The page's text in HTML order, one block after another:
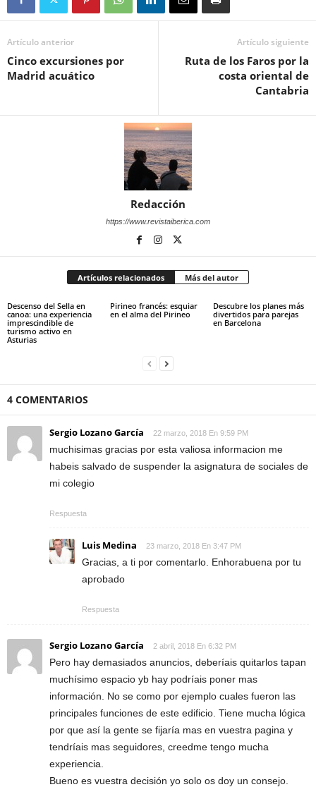
Artículo anterior
Cinco excursiones por
Madrid acuático
Artículo siguiente
Ruta de los Faros por la
costa oriental de
Cantabria
Redacción
https://www.revistaiberica.com
Artículos relacionados Más del autor
Descenso del Sella en
canoa: una experiencia
imprescindible de
turismo activo en
Asturias
Pirineo francés: esquiar
en el alma del Pirineo
Descubre los planes más
divertidos para parejas
en Barcelona
4 COMENTARIOS
Sergio Lozano García 22 marzo, 2018 En 9:59 PM
muchisimas gracias por esta valiosa informacion me
habeis salvado de suspender la asignatura de sociales de
mi colegio
Respuesta
Luis Medina 23 marzo, 2018 En 3:47 PM
Gracias, a ti por comentarlo. Enhorabuena por tu
aprobado
Respuesta
Sergio Lozano García 2 abril, 2018 En 6:32 PM
Pero hay demasiados anuncios, deberíais quitarlos tapan
muchísimo espacio yb hay podríais poner mas
información. No se como por ejemplo cuales fueron las
principales funciones de este edificio. Tiene mucha lógica
por que así la gente se fijaría mas en vuestra pagina y
tendríais mas seguidores, creedme tengo mucha
experiencia.
Bueno es vuestra decisión yo solo os doy un consejo.